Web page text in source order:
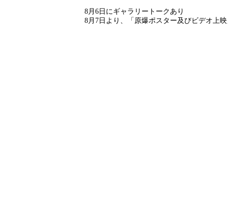
8月6日にギャラリートークあり
8月7日より、「原爆ポスター及びビデオ